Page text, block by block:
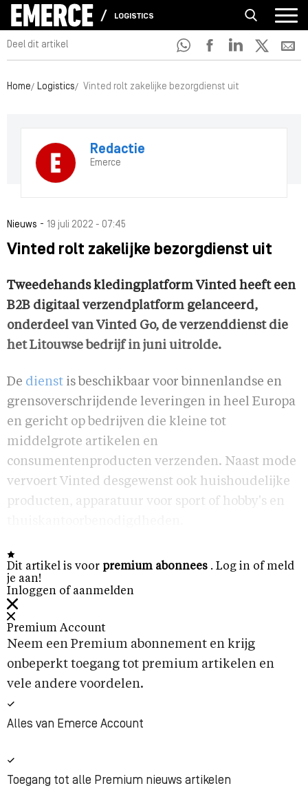
LOGISTICS
Deel dit artikel
Home Logistics Vinted rolt zakelijke bezorgdienst uit
Redactie
Emerce
Nieuws - 19 juli 2022 - 07:45
Vinted rolt zakelijke bezorgdienst uit
Tweedehands kledingplatform Vinted heeft een
B2B digitaal verzendplatform gelanceerd,
onderdeel van Vinted Go, de verzenddienst die
het Litouwse bedrijf in juni uitrolde.
De dienst is beschikbaar voor binnenlandse en
grensoverschrijdende leveringen in heel Europa
en gericht op bedrijven die kleine tot
middelgrote artikelen en
consumentenproducten verzenden. Naast mode
vervoert Vinted desgewenst ook huishoudelijke
producten, apparatuur voor sport of hobby's en
Dit artikel is voor premium abonnees . Log in of meld
je aan!
Inloggen of aanmelden
Premium Account
Neem een Premium abonnement en krijg
onbeperkt toegang tot premium artikelen en
vele andere voordelen.
Alles van Emerce Account
Toegang tot alle Premium nieuws artikelen